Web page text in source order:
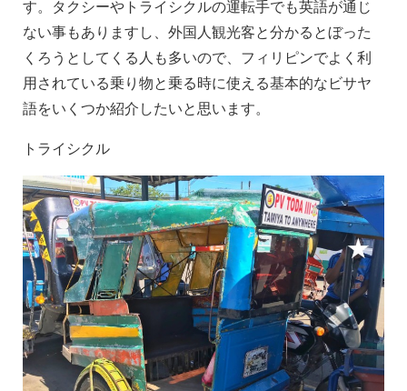
す。タクシーやトライシクルの運転手でも英語が通じ
ない事もありますし、外国人観光客と分かるとぼった
くろうとしてくる人も多いので、フィリピンでよく利
用されている乗り物と乗る時に使える基本的なビサヤ
語をいくつか紹介したいと思います。
トライシクル